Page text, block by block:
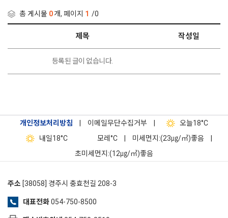
총 게시물 0개, 페이지 1 /0
제목 작성일
등록된 글이 없습니다.
개인정보처리방침 이메일무단수집거부 오늘18°C
내일18°C 모레 °C 미세먼지:(23㎍/㎥)좋음
초미세먼지:(12㎍/㎥)좋음
주소 [38058] 경주시 충효천길 208-3
대표전화054-750-8500